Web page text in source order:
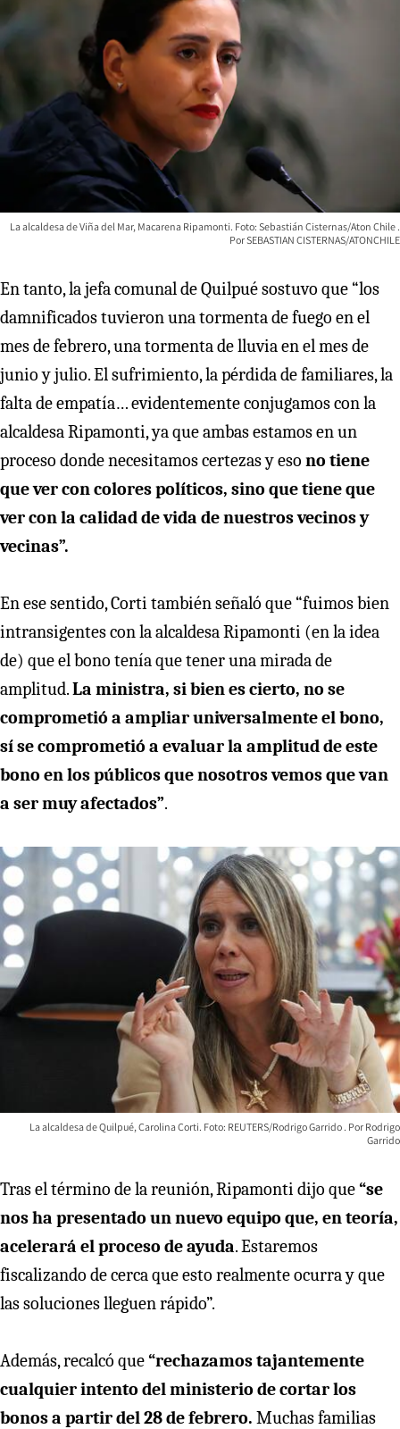
La alcaldesa de Viña del Mar, Macarena Ripamonti. Foto: Sebastián Cisternas/Aton Chile
SEBASTIAN CISTERNAS/ATONCHILE
En tanto, la jefa comunal de Quilpué sostuvo que “los
damnificados tuvieron una tormenta de fuego en el
mes de febrero, una tormenta de lluvia en el mes de
junio y julio. El sufrimiento, la pérdida de familiares, la
falta de empatía… evidentemente conjugamos con la
alcaldesa Ripamonti, ya que ambas estamos en un
proceso donde necesitamos certezas y eso no tiene
que ver con colores políticos, sino que tiene que
ver con la calidad de vida de nuestros vecinos y
vecinas”.
En ese sentido, Corti también señaló que “fuimos bien
intransigentes con la alcaldesa Ripamonti (en la idea
de) que el bono tenía que tener una mirada de
amplitud.La ministra, si bien es cierto, no se
comprometió a ampliar universalmente el bono,
sí se comprometió a evaluar la amplitud de este
bono en los públicos que nosotros vemos que van
a ser muy afectados”.
La alcaldesa de Quilpué, Carolina Corti. Foto: REUTERS/Rodrigo Garrido
Rodrigo
Garrido
Tras el término de la reunión, Ripamonti dijo que“se
nos ha presentado un nuevo equipo que, en teoría,
acelerará el proceso de ayuda. Estaremos
fiscalizando de cerca que esto realmente ocurra y que
las soluciones lleguen rápido”.
Además, recalcó que“rechazamos tajantemente
cualquier intento del ministerio de cortar los
bonos a partir del 28 de febrero. Muchas familias